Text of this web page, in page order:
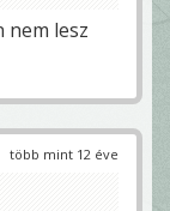
nem lesz
több mint 12 éve